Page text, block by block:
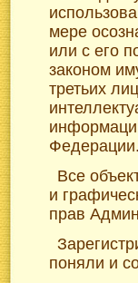
мере
или с его
законом
третьих
Федерации.
Все
и
прав
поняли и